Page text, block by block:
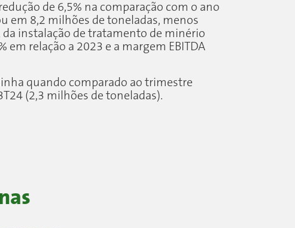
de 6,5% na comparação com o ano
em 8,2 milhões de toneladas, menos
instalação de tratamento de minério
em relação a 2023 e a margem EBITDA
quando comparado ao trimestre
(2,3 milhões de toneladas).